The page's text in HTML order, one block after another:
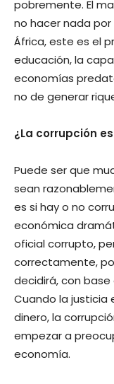
pobremente. El
no hacer nada
África, este es el
educación, la
economías
no de generar
¿La corrupción
Puede ser que
sean
es si hay o no
económica
oficial corrupto,
correctamente,
decidirá, con base
Cuando la justicia
dinero, la
empezar a
economía.